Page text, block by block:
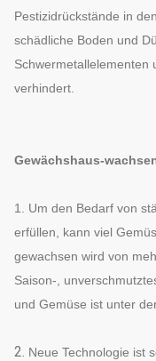
Pestizidrückstände in
schädliche Boden und
Schwermetallelementen
verhindert.
Gewächshaus-
1. Um den Bedarf von
erfüllen, kann viel
gewachsen wird von
Saison-,
und Gemüse ist unter
2. Neue Technologie ist